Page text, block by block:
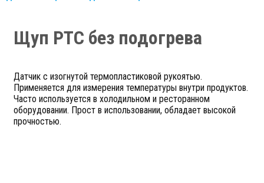
Щуп PTC без подогрева
Датчик с изогнутой термопластиковой рукоятью.
Применяется для измерения температуры внутри продуктов.
Часто используется в холодильном и ресторанном
оборудовании. Прост в использовании, обладает высокой
прочностью.